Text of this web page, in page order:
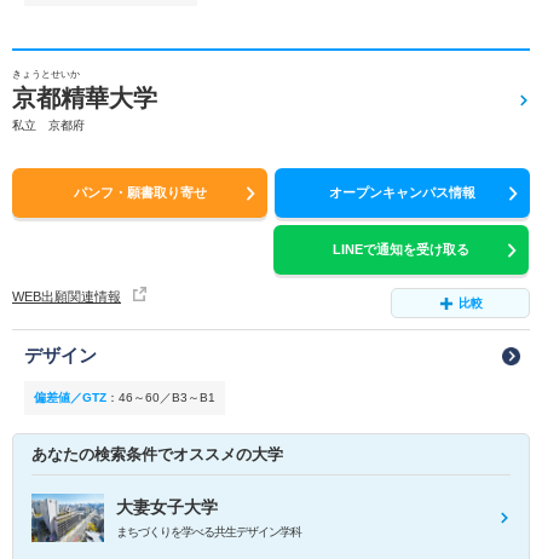
きょうとせいか
京都精華大学
私立 京都府
パンフ・願書取り寄せ オープンキャンパス情報
LINEで通知を受け取る
WEB出願関連情報 比較
デザイン
偏差値／GTZ ： 46～60／B3～B1
あなたの検索条件でオススメの大学
大妻女子大学
まちづくりを学べる共生デザイン学科